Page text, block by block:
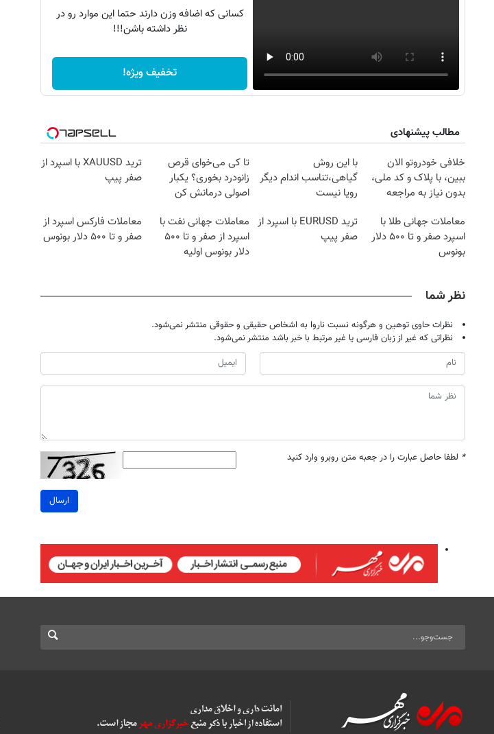
کسانی که اضافه وزن دارند حتما این موارد رو در
نظر داشته باشن!!!
تخفیف ویژه!
مطالب پیشنهادی
خلافی خودروتو الان
ببین، با پلاک و کد ملی،
بدون نیاز به مراجعه
با این روش
گیاهی،تناسب اندام دیگر
رویا نیست
تا کی می‌خوای قرص
زانودرد بخوری؟ یکبار
اصولی درمانش کن
ترید XAUUSD با اسپرد از
صفر پیپ
معاملات جهانی طلا با
اسپرد صفر و تا ۵۰۰ دلار
بونوس
ترید EURUSD با اسپرد از
صفر پیپ
معاملات جهانی نفت با
اسپرد از صفر و تا ۵۰۰
دلار بونوس اولیه
معاملات فارکس اسپرد از
صفر و تا ۵۰۰ دلار بونوس
نظر شما
نظرات حاوی توهین و هرگونه نسبت ناروا به اشخاص حقیقی و حقوقی منتشر نمی‌شود.
نظراتی که غیر از زبان فارسی یا غیر مرتبط با خبر باشد منتشر نمی‌شود.
* لطفا حاصل عبارت را در جعبه متن روبرو وارد کنید
ارسال